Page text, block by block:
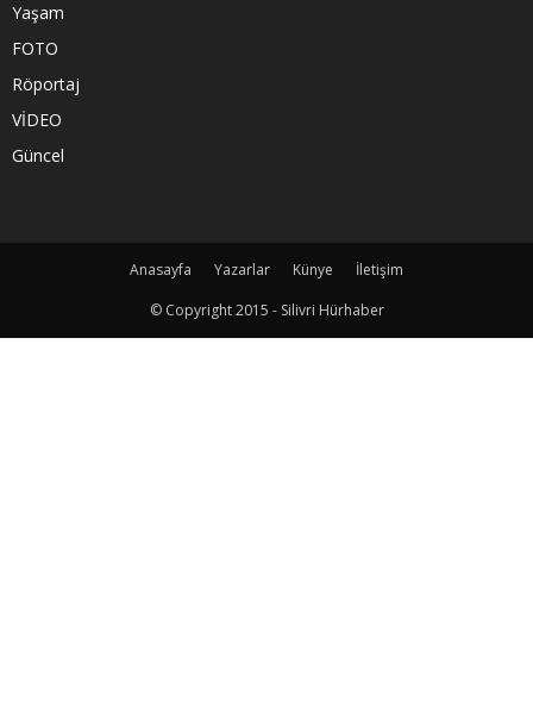
Yaşam
FOTO
Röportaj
VİDEO
Güncel
Anasayfa Yazarlar Künye
İletişim
© Copyright 2015 - Silivri Hürhaber